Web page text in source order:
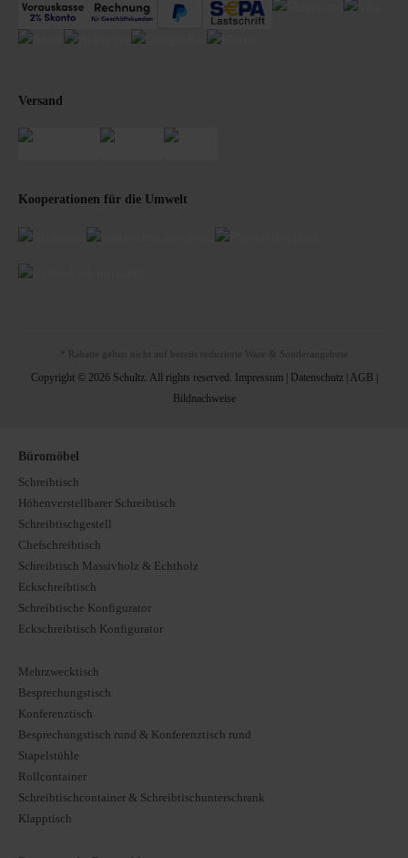
Versand
Kooperationen für die Umwelt
* Rabatte gelten nicht auf bereits reduzierte Ware & Sonderangebote
Copyright © 2026 Schultz. All rights reserved. Impressum| Datenschutz| AGB
Bildnachweise
Büromöbel
Schreibtisch
Höhenverstellbarer Schreibtisch
Schreibtischgestell
Chefschreibtisch
Schreibtisch Massivholz & Echtholz
Eckschreibtisch
Schreibtische Konfigurator
Eckschreibtisch Konfigurator
Mehrzwecktisch
Besprechungstisch
Konferenztisch
Besprechungstisch rund & Konferenztisch rund
Stapelstühle
Rollcontainer
Schreibtischcontainer & Schreibtischunterschrank
Klapptisch